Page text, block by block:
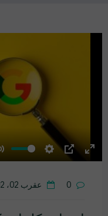
Settings
PIP
0 عقرب 02، 1402